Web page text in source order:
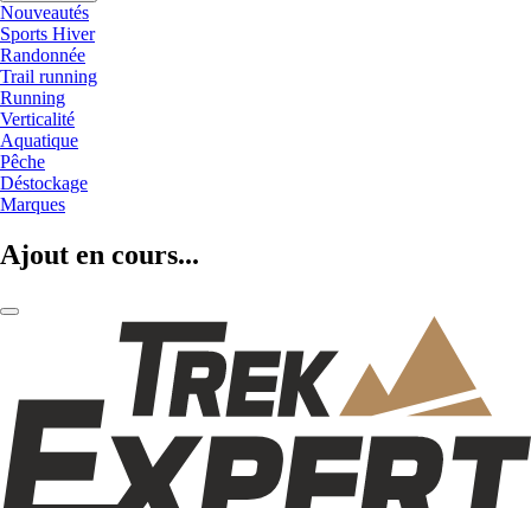
Nouveautés
Sports Hiver
Randonnée
Trail running
Running
Verticalité
Aquatique
Pêche
Déstockage
Marques
Ajout en cours...